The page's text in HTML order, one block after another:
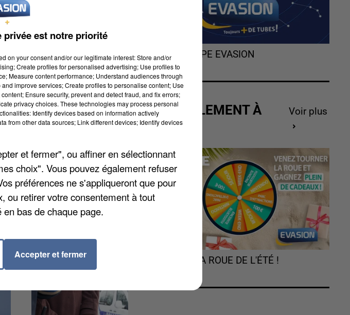
L'objectif est d'attirer les
stricts. Les projets
et d'eau, de
La stratégie prévoit aussi
industrielles. Les
matière d'emplois.
L'HOROSCOPE EVASION
ACTUELLEMENT À
GAGNER
Voir plus
TOURNEZ LA ROUE DE L'ÉTÉ !
privée est notre priorité
on your consent and/or our legitimate interest: Store and/or
Create profiles for personalised advertising; Use profiles to
Measure content performance; Understand audiences through
improve services; Create profiles to personalise content; Use
Ensure security, prevent and detect fraud, and fix errors;
privacy choices. These technologies may process personal
Identify devices based on information actively
from other data sources; Link different devices; Identify devices
et fermer", ou affiner en sélectionnant
choix". Vous pouvez également refuser
préférences ne s'appliqueront que pour
ou retirer votre consentement à tout
bas de chaque page.
Accepter et fermer